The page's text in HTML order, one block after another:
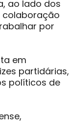
ao lado dos
colaboração
por
em
partidárias,
políticos de